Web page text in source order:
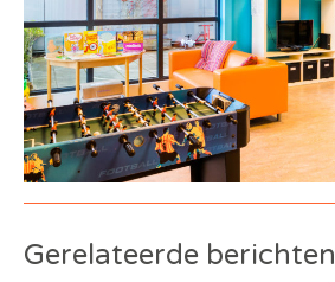
Gerelateerde berichten